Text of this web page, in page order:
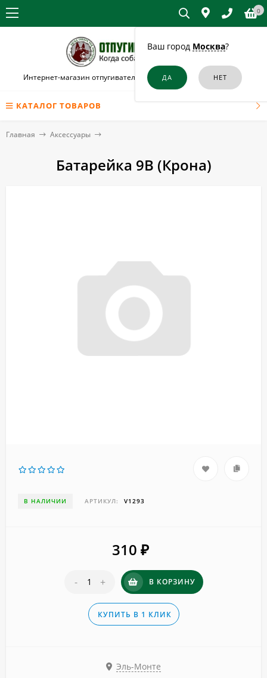
Ваш город Москва?
0
Интернет-магазин отпугивателей собак и кошек в Ахтубинске
КАТАЛОГ ТОВАРОВ
Главная Аксессуары
Батарейка 9В (Крона)
В НАЛИЧИИ АРТИКУЛ: V1293
310 ₽
- + В КОРЗИНУ
КУПИТЬ В 1 КЛИК
Эль-Монте